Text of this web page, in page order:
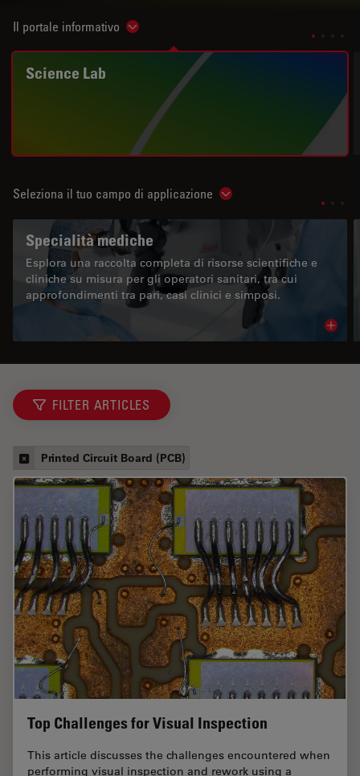
Il portale informativo Show subnavigation
Science Lab
Seleziona il tuo campo di applicazione Show subnavigation
Specialità mediche
Esplora una raccolta completa di risorse scientifiche e
cliniche su misura per gli operatori sanitari, tra cui
approfondimenti tra pari, casi clinici e simposi.
FILTER ARTICLES
Printed Circuit Board (PCB)
Top Challenges for Visual Inspection
This article discusses the challenges encountered when
performing visual inspection and rework using a